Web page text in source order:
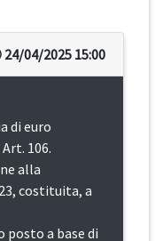
24/04/2025 15:00
di euro
106.
alla
costituita, a
a base di